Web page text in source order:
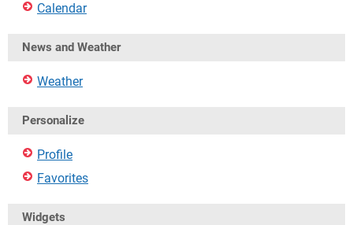
Calendar
News and Weather
Weather
Personalize
Profile
Favorites
Widgets